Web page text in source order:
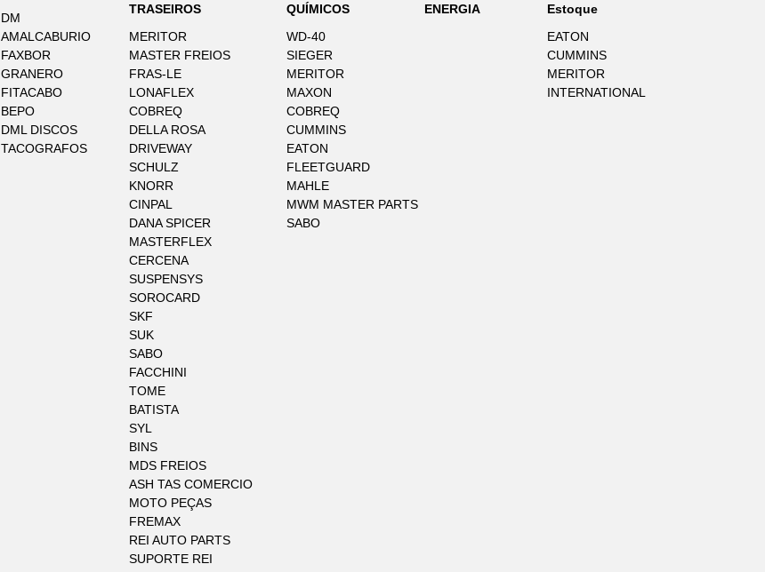
DM
AMALCABURIO
FAXBOR
GRANERO
FITACABO
BEPO
DML DISCOS
TACOGRAFOS
TRASEIROS
MERITOR
MASTER FREIOS
FRAS-LE
LONAFLEX
COBREQ
DELLA ROSA
DRIVEWAY
SCHULZ
KNORR
CINPAL
DANA SPICER
MASTERFLEX
CERCENA
SUSPENSYS
SOROCARD
SKF
SUK
SABO
FACCHINI
TOME
BATISTA
SYL
BINS
MDS FREIOS
ASH TAS COMERCIO
MOTO PEÇAS
FREMAX
REI AUTO PARTS
SUPORTE REI
QUÍMICOS
WD-40
SIEGER
MERITOR
MAXON
COBREQ
CUMMINS
EATON
FLEETGUARD
MAHLE
MWM MASTER PARTS
SABO
ENERGIA
Estoque
EATON
CUMMINS
MERITOR
INTERNATIONAL